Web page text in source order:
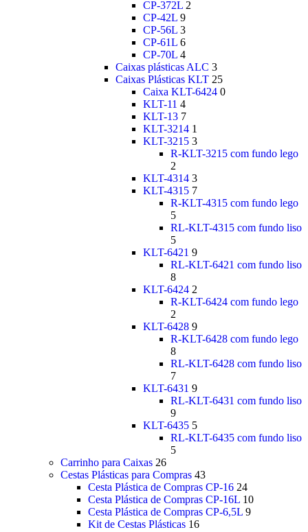
CP-372L 2
CP-42L 9
CP-56L 3
CP-61L 6
CP-70L 4
Caixas plásticas ALC 3
Caixas Plásticas KLT 25
Caixa KLT-6424 0
KLT-11 4
KLT-13 7
KLT-3214 1
KLT-3215 3
R-KLT-3215 com fundo lego
2
KLT-4314 3
KLT-4315 7
R-KLT-4315 com fundo lego
5
RL-KLT-4315 com fundo liso
5
KLT-6421 9
RL-KLT-6421 com fundo liso
8
KLT-6424 2
R-KLT-6424 com fundo lego
2
KLT-6428 9
R-KLT-6428 com fundo lego
8
RL-KLT-6428 com fundo liso
7
KLT-6431 9
RL-KLT-6431 com fundo liso
9
KLT-6435 5
RL-KLT-6435 com fundo liso
5
Carrinho para Caixas 26
Cestas Plásticas para Compras 43
Cesta Plástica de Compras CP-16 24
Cesta Plástica de Compras CP-16L 10
Cesta Plástica de Compras CP-6,5L 9
Kit de Cestas Plásticas 16